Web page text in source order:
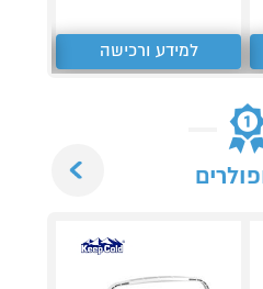
למידע ורכישה